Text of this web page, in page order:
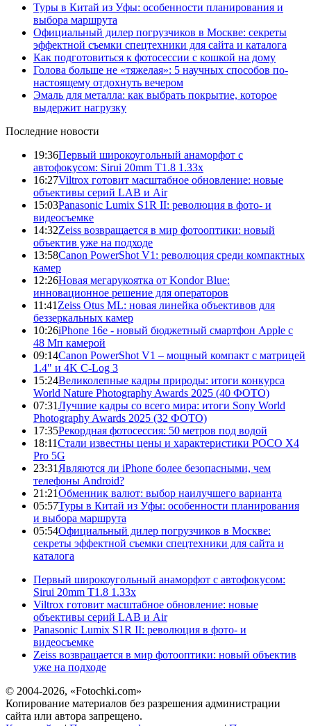
Туры в Китай из Уфы: особенности планирования и
выбора маршрута
Официальный дилер погрузчиков в Москве: секреты
эффектной съемки спецтехники для сайта и каталога
Как подготовиться к фотосессии с кошкой на дому
Голова больше не «тяжелая»: 5 научных способов по-
настоящему отдохнуть вечером
Эмаль для металла: как выбрать покрытие, которое
выдержит нагрузку
Последние новости
19:36Первый широкоугольный анаморфот с
автофокусом: Sirui 20mm T1.8 1.33x
16:27Viltrox готовит масштабное обновление: новые
объективы серий LAB и Air
15:03Panasonic Lumix S1R II: революция в фото- и
видеосъемке
14:32Zeiss возвращается в мир фотооптики: новый
объектив уже на подходе
13:58Canon PowerShot V1: революция среди компактных
камер
12:26Новая мегарукоятка от Kondor Blue:
инновационное решение для операторов
11:41 Zeiss Otus ML: новая линейка объективов для
беззеркальных камер
10:26iPhone 16e - новый бюджетный смартфон Apple с
48 Мп камерой
09:14Canon PowerShot V1 – мощный компакт с матрицей
1.4" и 4K C-Log 3
15:24Великолепные кадры природы: итоги конкурса
World Nature Photography Awards 2025 (40 ФОТО)
07:31Лучшие кадры со всего мира: итоги Sony World
Photography Awards 2025 (32 ФОТО)
17:35Рекордная фотосессия: 50 метров под водой
18:11Стали известны цены и характеристики POCO X4
Pro 5G
23:31 Являются ли iPhone более безопасными, чем
телефоны Android?
21:21Обменник валют: выбор наилучшего варианта
05:57Туры в Китай из Уфы: особенности планирования
и выбора маршрута
05:54Официальный дилер погрузчиков в Москве:
секреты эффектной съемки спецтехники для сайта и
каталога
Первый широкоугольный анаморфот с автофокусом:
Sirui 20mm T1.8 1.33x
Viltrox готовит масштабное обновление: новые
объективы серий LAB и Air
Panasonic Lumix S1R II: революция в фото- и
видеосъемке
Zeiss возвращается в мир фотооптики: новый объектив
уже на подходе
© 2004-2026, «Fotochki.com»
Копирование материалов без разрешения администрации
сайта или автора запрещено.